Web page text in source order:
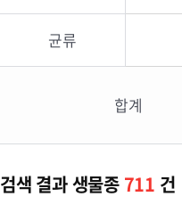
균류
합계
검색 결과 생물종 711 건